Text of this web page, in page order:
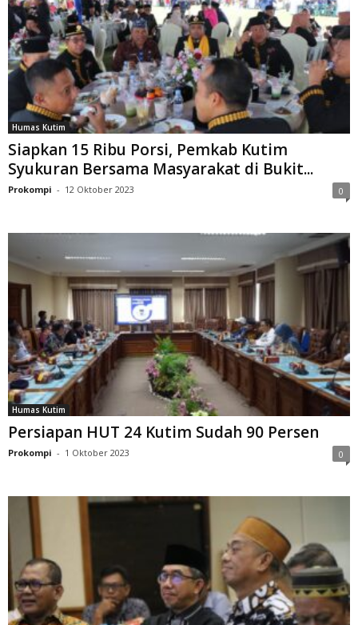
Humas Kutim
Siapkan 15 Ribu Porsi, Pemkab Kutim
Syukuran Bersama Masyarakat di Bukit...
Prokompi - 12 Oktober 2023 0
Humas Kutim
Persiapan HUT 24 Kutim Sudah 90 Persen
Prokompi - 1 Oktober 2023 0